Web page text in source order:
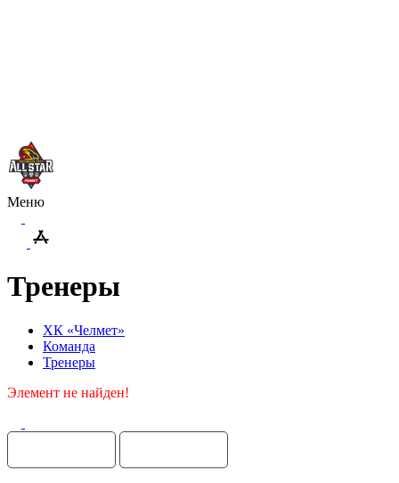
Меню
Тренеры
ХК «Челмет»
Команда
Тренеры
Элемент не найден!